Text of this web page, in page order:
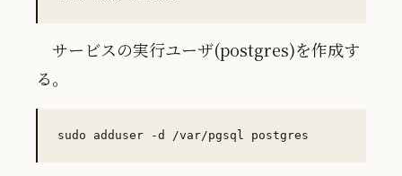
サービスの実行ユーザ(postgres)を作成す
る。